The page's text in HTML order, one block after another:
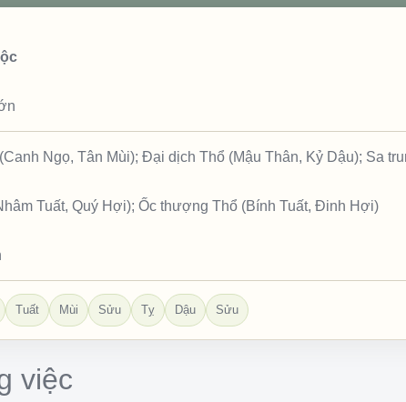
Ngọ, Tân Mùi); Đại dịch Thổ (Mậu Thân, Kỷ Dậu); Sa
Tuất, Quý Hợi); Ốc thượng Thổ (Bính Tuất, Đinh Hợi)
Tuất Mùi Sửu Tỵ Dậu Sửu
việc